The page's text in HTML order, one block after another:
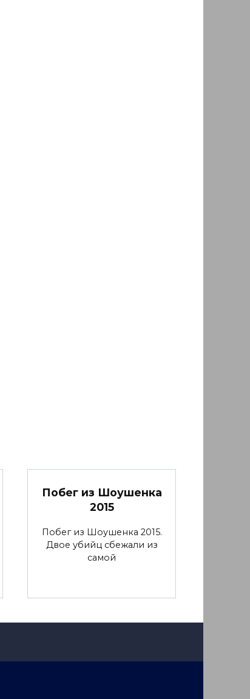
Побег из Шоушенка
2015
Побег из Шоушенка 2015.
Двое убийц сбежали из
самой